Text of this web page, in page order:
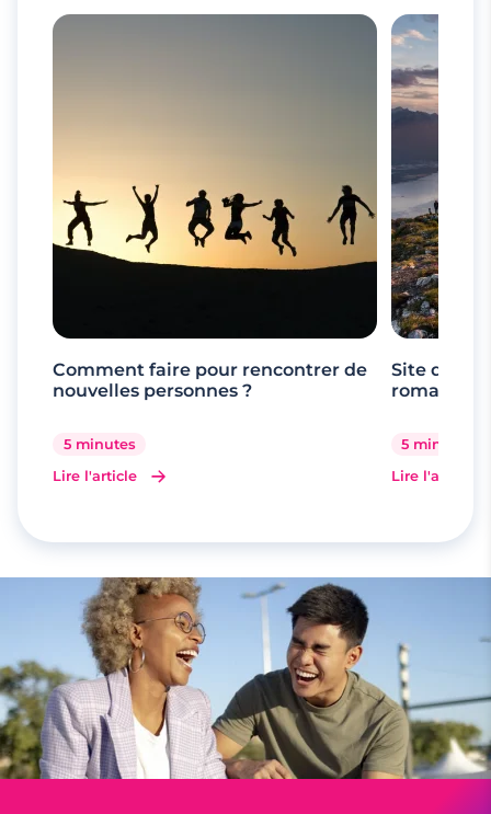
Comment faire pour rencontrer de
nouvelles personnes ?
5 minutes
Lire l'article
Site de
romande
5 minutes
Lire l'article